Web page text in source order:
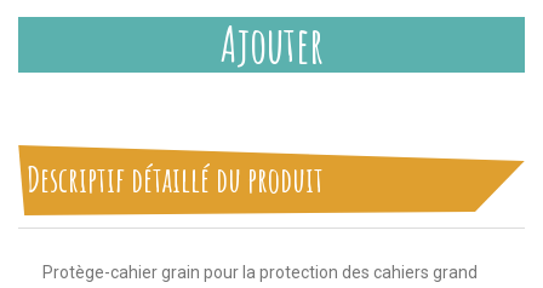
Ajouter
Descriptif détaillé du produit
Protège-cahier grain pour la protection des cahiers grand